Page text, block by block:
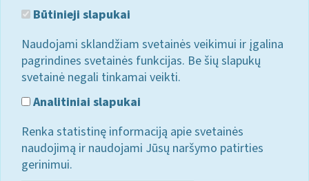
Būtinieji slapukai
Naudojami sklandžiam svetainės veikimui ir įgalina
pagrindines svetainės funkcijas. Be šių slapukų
svetainė negali tinkamai veikti.
Analitiniai slapukai
Renka statistinę informaciją apie svetainės
naudojimą ir naudojami Jūsų naršymo patirties
gerinimui.